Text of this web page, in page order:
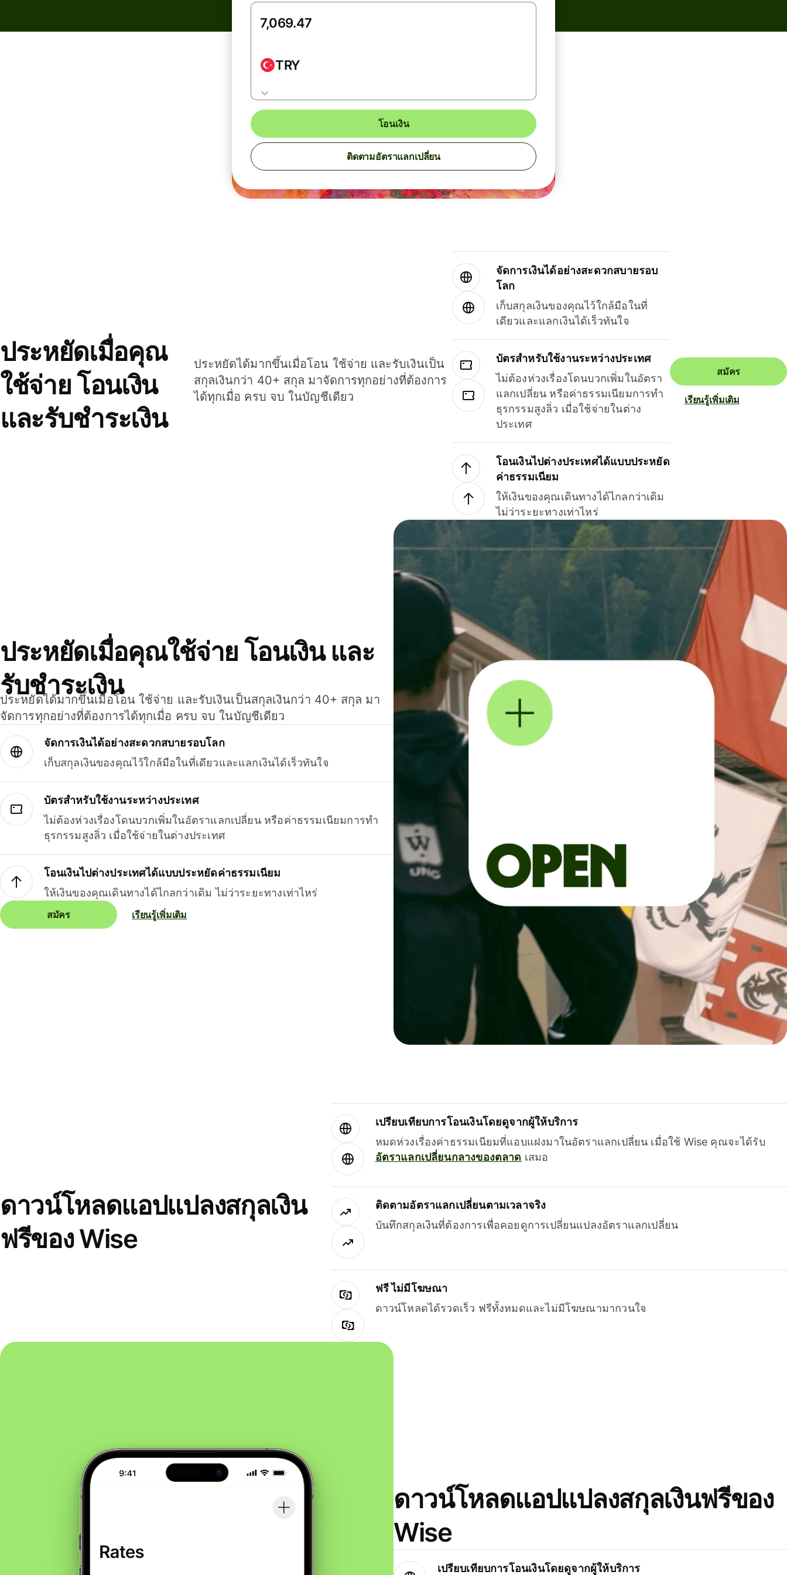
TRY
โอนเงิน
ติดตามอัตราแลกเปลี่ยน
ประหยัดเมื่อคุณ
ใช้จ่าย โอนเงิน
และรับชำระเงิน
ประหยัดได้มากขึ้นเมื่อโอน ใช้จ่าย และรับเงินเป็น
สกุลเงินกว่า 40+ สกุล มาจัดการทุกอย่างที่ต้องการ
ได้ทุกเมื่อ ครบ จบ ในบัญชีเดียว
จัดการเงินได้อย่างสะดวกสบายรอบ
โลก
เก็บสกุลเงินของคุณไว้ใกล้มือในที่
เดียวและแลกเงินได้เร็วทันใจ
บัตรสำหรับใช้งานระหว่างประเทศ
ไม่ต้องห่วงเรื่องโดนบวกเพิ่มในอัตรา
แลกเปลี่ยน หรือค่าธรรมเนียมการทำ
ธุรกรรมสูงลิ่ว เมื่อใช้จ่ายในต่าง
ประเทศ
โอนเงินไปต่างประเทศได้แบบประหยัด
ค่าธรรมเนียม
ให้เงินของคุณเดินทางได้ไกลกว่าเดิม
ไม่ว่าระยะทางเท่าไหร่
สมัคร
เรียนรู้เพิ่มเติม
ประหยัดเมื่อคุณใช้จ่าย โอนเงิน และ
รับชำระเงิน
ประหยัดได้มากขึ้นเมื่อโอน ใช้จ่าย และรับเงินเป็นสกุลเงินกว่า 40+ สกุล มา
จัดการทุกอย่างที่ต้องการได้ทุกเมื่อ ครบ จบ ในบัญชีเดียว
จัดการเงินได้อย่างสะดวกสบายรอบโลก
เก็บสกุลเงินของคุณไว้ใกล้มือในที่เดียวและแลกเงินได้เร็วทันใจ
บัตรสำหรับใช้งานระหว่างประเทศ
ไม่ต้องห่วงเรื่องโดนบวกเพิ่มในอัตราแลกเปลี่ยน หรือค่าธรรมเนียมการทำ
ธุรกรรมสูงลิ่ว เมื่อใช้จ่ายในต่างประเทศ
โอนเงินไปต่างประเทศได้แบบประหยัดค่าธรรมเนียม
ให้เงินของคุณเดินทางได้ไกลกว่าเดิม ไม่ว่าระยะทางเท่าไหร่
สมัคร เรียนรู้เพิ่มเติม
ดาวน์โหลดแอปแปลงสกุลเงิน
ฟรีของ Wise
เปรียบเทียบการโอนเงินโดยดูจากผู้ให้บริการ
หมดห่วงเรื่องค่าธรรมเนียมที่แอบแฝงมาในอัตราแลกเปลี่ยน เมื่อใช้ Wise คุณจะได้รับ
อัตราแลกเปลี่ยนกลางของตลาด เสมอ
ติดตามอัตราแลกเปลี่ยนตามเวลาจริง
บันทึกสกุลเงินที่ต้องการเพื่อคอยดูการเปลี่ยนแปลงอัตราแลกเปลี่ยน
ฟรี ไม่มีโฆษณา
ดาวน์โหลดได้รวดเร็ว ฟรีทั้งหมดและไม่มีโฆษณามากวนใจ
ดาวน์โหลดแอปแปลงสกุลเงินฟรีของ
Wise
เปรียบเทียบการโอนเงินโดยดูจากผู้ให้บริการ